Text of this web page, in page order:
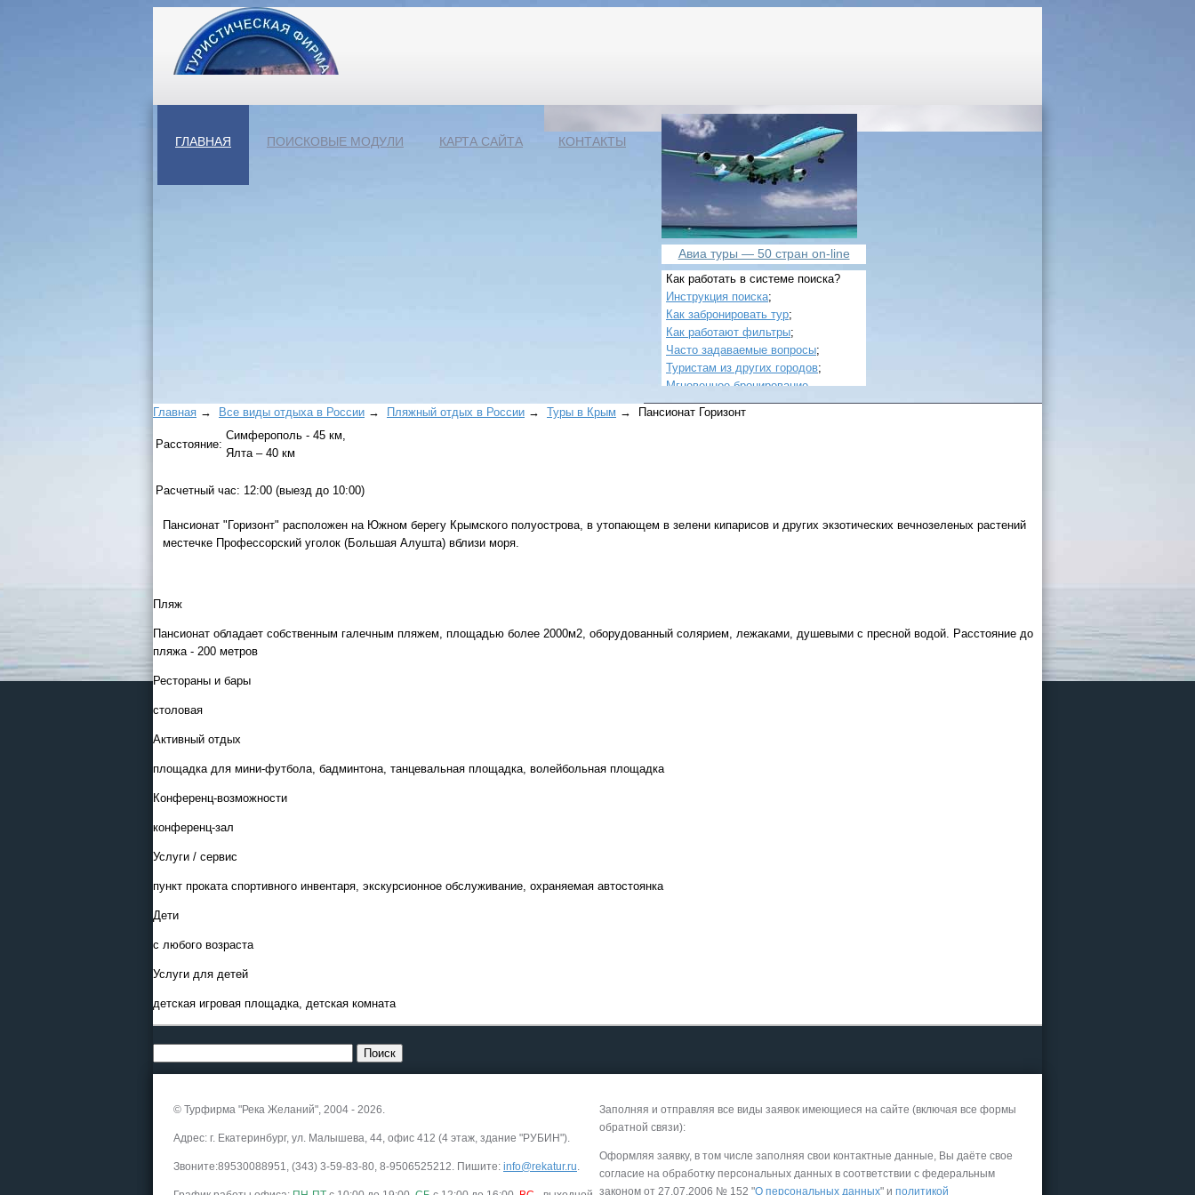
ГЛАВНАЯ ПОИСКОВЫЕ МОДУЛИ КАРТА САЙТА КОНТАКТЫ
Авиа туры — 50 стран on-line
Как работать в системе поиска?
Инструкция поиска;
Как забронировать тур;
Как работают фильтры;
Часто задаваемые вопросы;
Туристам из других городов;
Мгновенное бронирование.
Соль-Илецк автобусом
Россиия - все экскурсии в
онлайн модуле
Главная → Все виды отдыха в России → Пляжный отдых в России → Туры в Крым → Пансионат Горизонт
Расстояние:
Симферополь - 45 км,
Ялта – 40 км
Расчетный час: 12:00 (выезд до 10:00)
Пансионат "Горизонт" расположен на Южном берегу Крымского полуострова, в утопающем в зелени кипарисов и других экзотических вечнозеленых растений
местечке Профессорский уголок (Большая Алушта) вблизи моря.
Пляж
Пансионат обладает собственным галечным пляжем, площадью более 2000м2, оборудованный солярием, лежаками, душевыми с пресной водой. Расстояние до
пляжа - 200 метров
Рестораны и бары
столовая
Активный отдых
площадка для мини-футбола, бадминтона, танцевальная площадка, волейбольная площадка
Конференц-возможности
конференц-зал
Услуги / сервис
пункт проката спортивного инвентаря, экскурсионное обслуживание, охраняемая автостоянка
Дети
с любого возраста
Услуги для детей
детская игровая площадка, детская комната
© Турфирма "Река Желаний", 2004 - 2026.
Адрес: г. Екатеринбург, ул. Малышева, 44, офис 412 (4 этаж, здание "РУБИН").
Звоните:89530088951, (343) 3-59-83-80, 8-9506525212. Пишите: info@rekatur.ru.
Заполняя и отправляя все виды заявок имеющиеся на сайте (включая все формы
обратной связи):
Оформляя заявку, в том числе заполняя свои контактные данные, Вы даёте свое
согласие на обработку персональных данных в соответствии с федеральным
законом от 27.07.2006 № 152 "О персональных данных" и политикой